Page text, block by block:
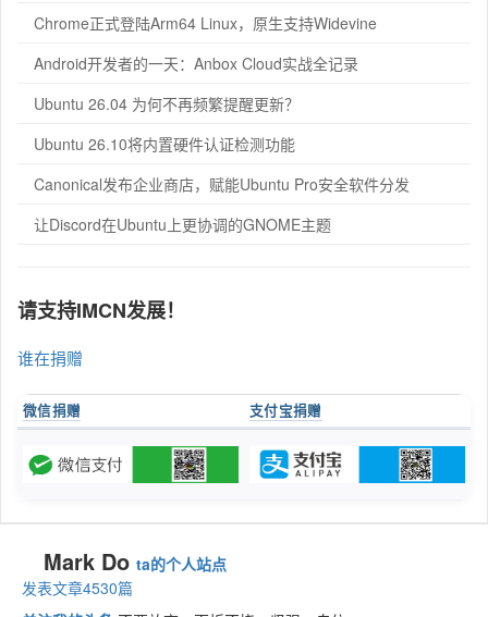
Chrome正式登陆Arm64 Linux，原生支持Widevine
Android开发者的一天：Anbox Cloud实战全记录
Ubuntu 26.04 为何不再频繁提醒更新？
Ubuntu 26.10将内置硬件认证检测功能
Canonical发布企业商店，赋能Ubuntu Pro安全软件分发
让Discord在Ubuntu上更协调的GNOME主题
请支持IMCN发展！
谁在捐赠
微信捐赠 支付宝捐赠
Mark Do ta的个人站点
发表文章4530篇